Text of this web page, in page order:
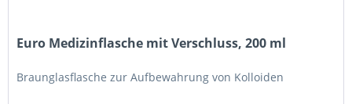
Euro Medizinflasche mit Verschluss, 200 ml
Braunglasflasche zur Aufbewahrung von Kolloiden